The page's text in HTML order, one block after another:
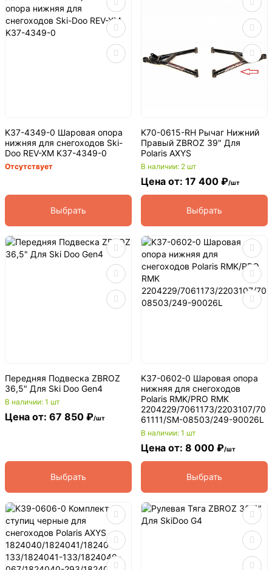
K37-4349-0 Шаровая опора
нижняя для снегоходов Ski-
Doo REV-XM K37-4349-0
Отсутствует
Выбрать
K70-0615-RH Рычаг Нижний
Правый ZBROZ 39" Для
Polaris AXYS
В наличии: 2 шт
Цена от: 17 400 ₽/шт
Выбрать
Передняя Подвеска ZBROZ
36,5" Для Ski Doo Gen4
В наличии: 1 шт
Цена от: 67 850 ₽/шт
Выбрать
K37-0602-0 Шаровая опора
нижняя для снегоходов
Polaris RMK/PRO RMK
2204229/7061173/2203107/70
61111/SM-08503/249-90026L
В наличии: 1 шт
Цена от: 8 000 ₽/шт
Выбрать